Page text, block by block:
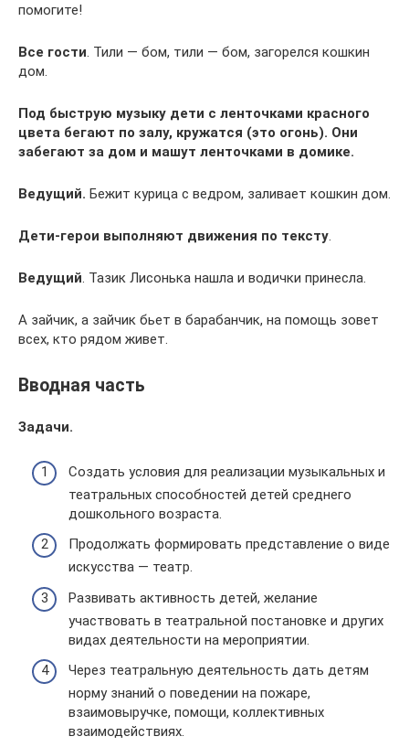
помогите!
Все гости. Тили — бом, тили — бом, загорелся кошкин
дом.
Под быструю музыку дети с ленточками красного
цвета бегают по залу, кружатся (это огонь). Они
забегают за дом и машут ленточками в домике.
Ведущий. Бежит курица с ведром, заливает кошкин дом.
Дети-герои выполняют движения по тексту.
Ведущий. Тазик Лисонька нашла и водички принесла.
А зайчик, а зайчик бьет в барабанчик, на помощь зовет
всех, кто рядом живет.
Вводная часть
Задачи.
Создать условия для реализации музыкальных и
театральных способностей детей среднего
дошкольного возраста.
Продолжать формировать представление о виде
искусства — театр.
Развивать активность детей, желание
участвовать в театральной постановке и других
видах деятельности на мероприятии.
Через театральную деятельность дать детям
норму знаний о поведении на пожаре,
взаимовыручке, помощи, коллективных
взаимодействиях.